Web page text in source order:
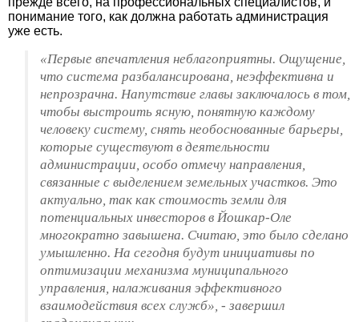
понимание того, как должна работать администрация
уже есть.
«Первые впечатления неблагоприятны. Ощущение,
что система разбалансирована, неэффективна и
непрозрачна. Напутствие главы заключалось в том,
чтобы выстроить ясную, понятную каждому
человеку систему, снять необоснованные барьеры,
которые существуют в деятельности
администрации, особо отмечу направления,
связанные с выделением земельных участков. Это
актуально, так как стоимость земли для
потенциальных инвесторов в Йошкар-Оле
многократно завышена. Считаю, это было сделано
умышленно. На сегодня будут инициативы по
оптимизации механизма муниципального
управления, налаживания эффективного
взаимодействия всех служб», - завершил